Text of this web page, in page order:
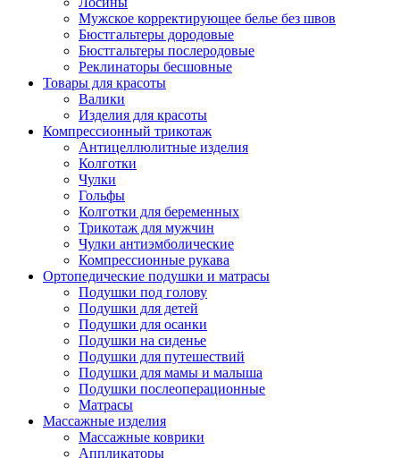
Мужское корректирующее белье без швов
Бюстгальтеры дородовые
Бюстгальтеры послеродовые
Реклинаторы бесшовные
Товары для красоты
Валики
Изделия для красоты
Компрессионный трикотаж
Антицеллюлитные изделия
Колготки
Чулки
Гольфы
Колготки для беременных
Трикотаж для мужчин
Чулки антиэмболические
Компрессионные рукава
Ортопедические подушки и матрасы
Подушки под голову
Подушки для детей
Подушки для осанки
Подушки на сиденье
Подушки для путешествий
Подушки для мамы и малыша
Подушки послеоперационные
Матрасы
Массажные изделия
Массажные коврики
Аппликаторы